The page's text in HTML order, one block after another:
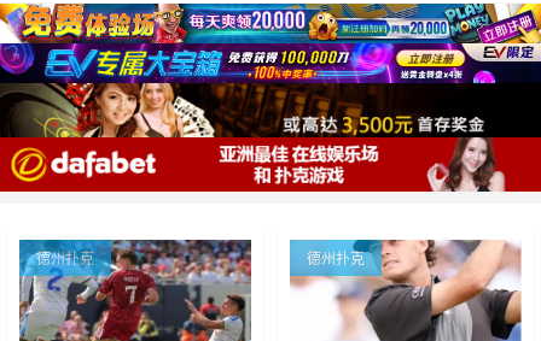
德州扑克 德州扑克